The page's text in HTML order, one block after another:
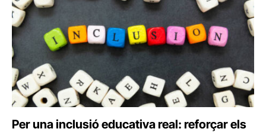
Per una inclusió educativa real: reforçar els